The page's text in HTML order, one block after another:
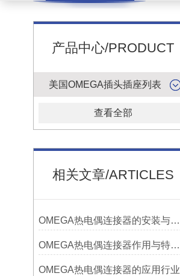
产品中心/PRODUCT
美国OMEGA插头插座列表
查看全部
相关文章/ARTICLES
OMEGA热电偶连接器的安装与调试
OMEGA热电偶连接器作用与特点是什么？
OMEGA热电偶连接器的应用行业